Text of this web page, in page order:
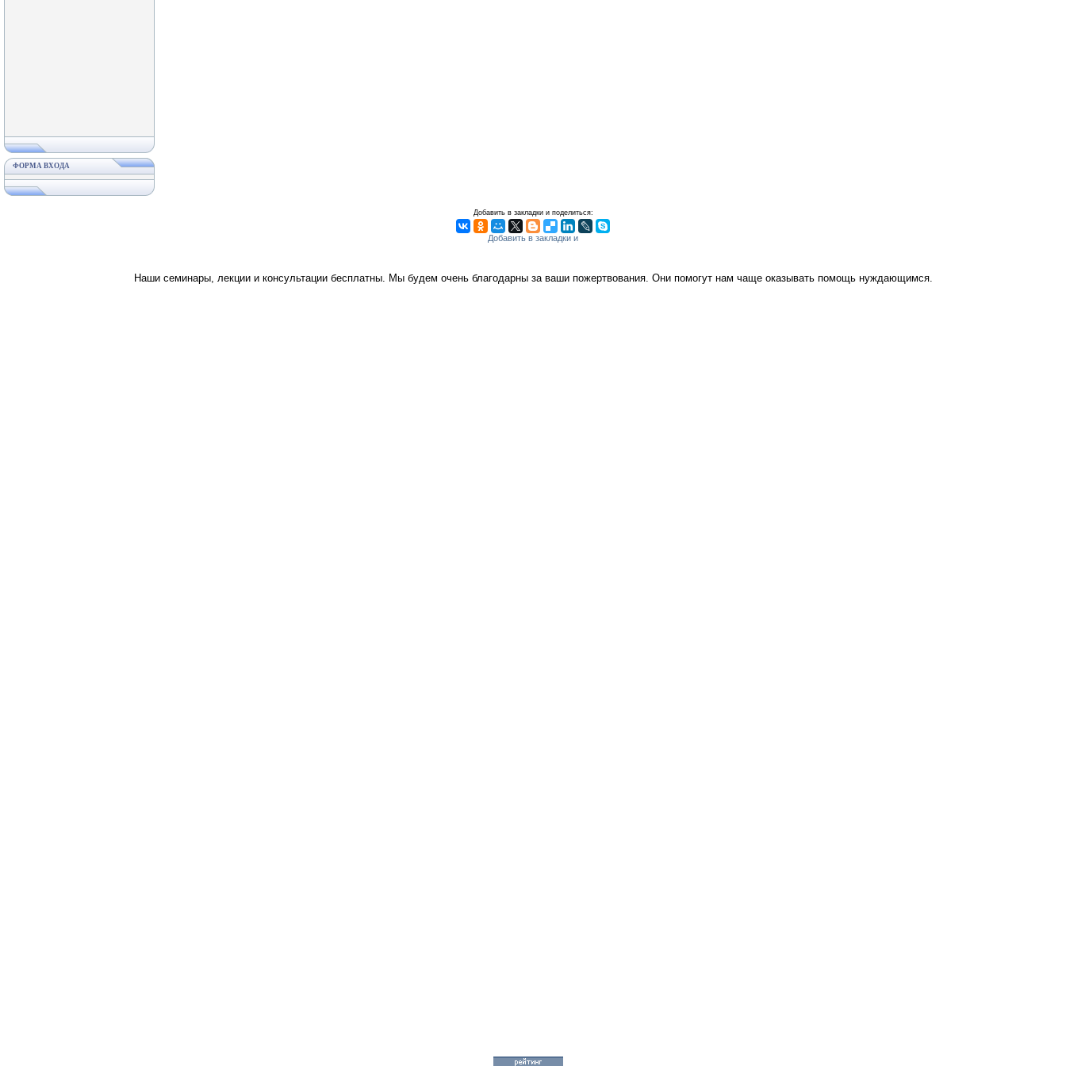
ФОРМА ВХОДА
Добавить в закладки и поделиться:
Наши семинары, лекции и консультации бесплатны. Мы будем очень благодарны за ваши пожертвования. Они помогут нам чаще оказывать помощь нуждающимся.